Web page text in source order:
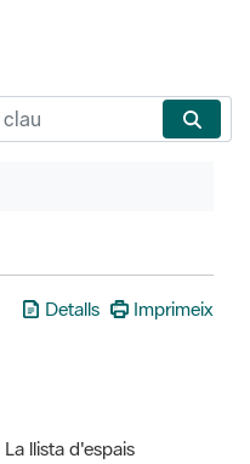
Detalls Imprimeix
llista d'espais